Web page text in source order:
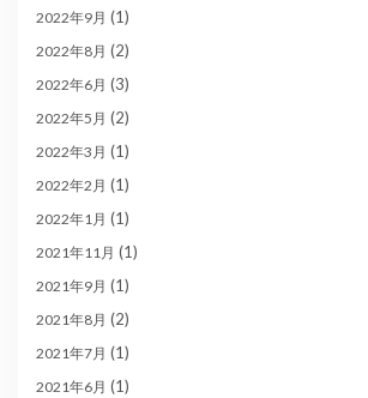
2022年9月 (1)
2022年8月 (2)
2022年6月 (3)
2022年5月 (2)
2022年3月 (1)
2022年2月 (1)
2022年1月 (1)
2021年11月 (1)
2021年9月 (1)
2021年8月 (2)
2021年7月 (1)
2021年6月 (1)